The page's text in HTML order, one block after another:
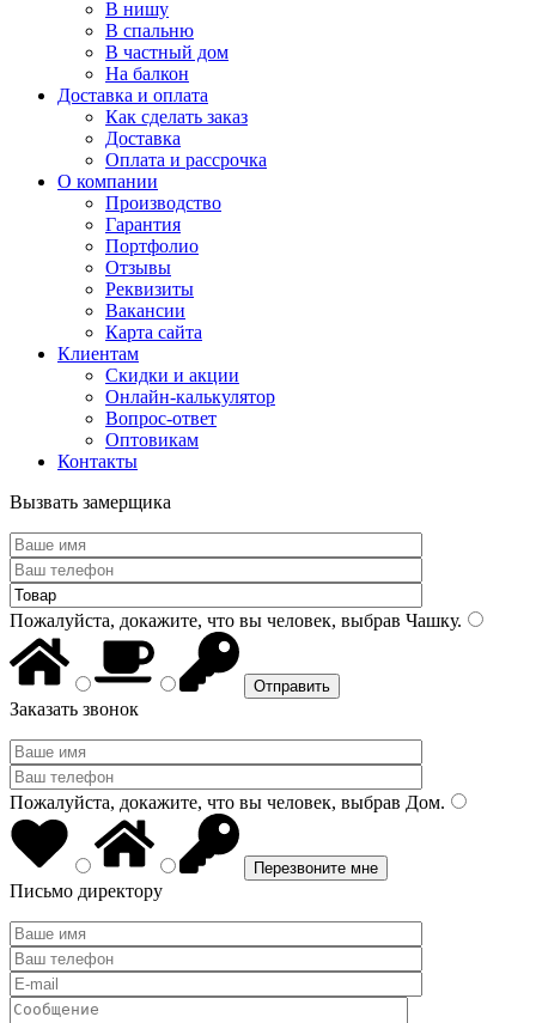
В нишу
В спальню
В частный дом
На балкон
Доставка и оплата
Как сделать заказ
Доставка
Оплата и рассрочка
О компании
Производство
Гарантия
Портфолио
Отзывы
Реквизиты
Вакансии
Карта сайта
Клиентам
Скидки и акции
Онлайн-калькулятор
Вопрос-ответ
Оптовикам
Контакты
Вызвать замерщика
Пожалуйста, докажите, что вы человек, выбрав Чашку.
Заказать звонок
Пожалуйста, докажите, что вы человек, выбрав Дом.
Письмо директору